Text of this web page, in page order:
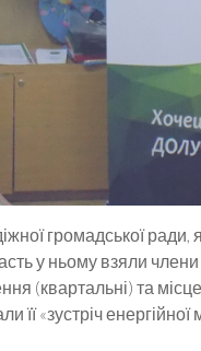
громадської ради,
у ньому взяли члени
(квартальні) та
«зустріч